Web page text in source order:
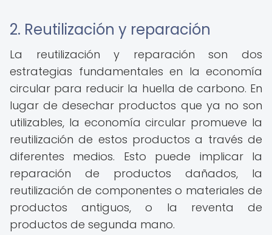
2. Reutilización y reparación
La reutilización y reparación son dos
estrategias fundamentales en la economía
circular para reducir la huella de carbono. En
lugar de desechar productos que ya no son
utilizables, la economía circular promueve la
reutilización de estos productos a través de
diferentes medios. Esto puede implicar la
reparación de productos dañados, la
reutilización de componentes o materiales de
productos antiguos, o la reventa de
productos de segunda mano.